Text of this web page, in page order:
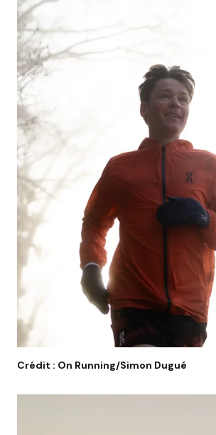
Crédit : On Running/Simon Dugué